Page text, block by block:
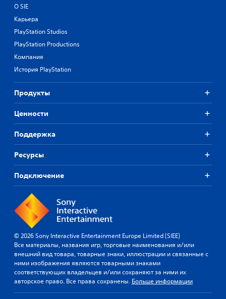
О SIE
Карьера
PlayStation Studios
PlayStation Productions
Компания
История PlayStation
Продукты
Ценности
Поддержка
Ресурсы
Подключение
© 2026 Sony Interactive Entertainment Europe Limited (SIEE)
Все материалы, названия игр, торговые наименования и/или
внешний вид товара, товарные знаки, иллюстрации и связанные с
ними изображения являются товарными знаками
соответствующих владельцев и/или сохраняют за ними их
авторское право. Все права сохранены. Больше информации